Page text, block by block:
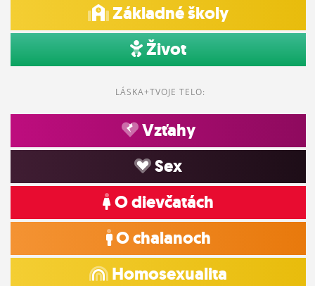
Základné školy
Život
LÁSKA+TVOJE TELO:
Vzťahy
Sex
O dievčatách
O chalanoch
Homosexualita